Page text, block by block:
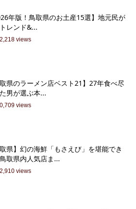
年版！鳥取県のお土産15選】地元民が
レンド&...
views
取県のラーメン店ベスト21】27年食べ尽
男が選ぶ本...
views
取県】幻の海鮮「もさえび」を堪能でき
取県内人気店ま...
views